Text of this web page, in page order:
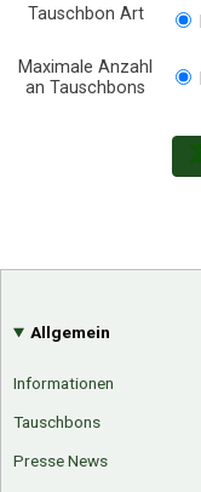
Tauschbon Art
Maximale Anzahl
an Tauschbons
Allgemein
Informationen
Tauschbons
Presse News